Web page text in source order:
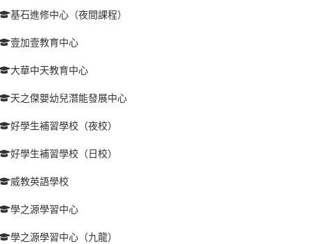
基石進修中心（夜間課程）
壹加壹教育中心
大華中天教育中心
天之傑嬰幼兒潛能發展中心
好學生補習學校（夜校）
好學生補習學校（日校）
威教英語學校
學之源學習中心
學之源學習中心（九龍）